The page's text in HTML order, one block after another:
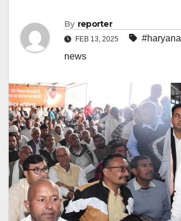
By reporter
FEB 13, 2025 #haryana
news